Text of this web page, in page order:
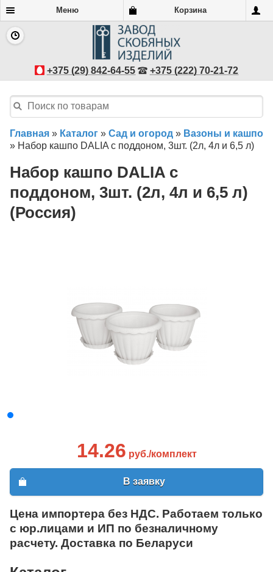
Меню Корзина
+375 (29) 842-64-55 +375 (222) 70-21-72
Главная » Каталог » Сад и огород » Вазоны и кашпо
» Набор кашпо DALIA с поддоном, 3шт. (2л, 4л и 6,5 л)
Набор кашпо DALIA с
поддоном, 3шт. (2л, 4л и 6,5 л)
(Россия)
14.26 руб./комплект
В заявку
Цена импортера без НДС. Работаем только
с юр.лицами и ИП по безналичному
расчету. Доставка по Беларуси